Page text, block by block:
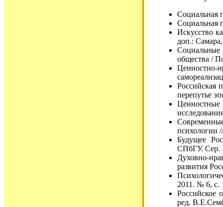
Социальная
Социальная
Искусство
доп.:
общества /
Российская
перепутье
психологии
Будущее
СПбГУ. Сер.
Духовно-
развития
2011. № 6, с.
Российское
ред.